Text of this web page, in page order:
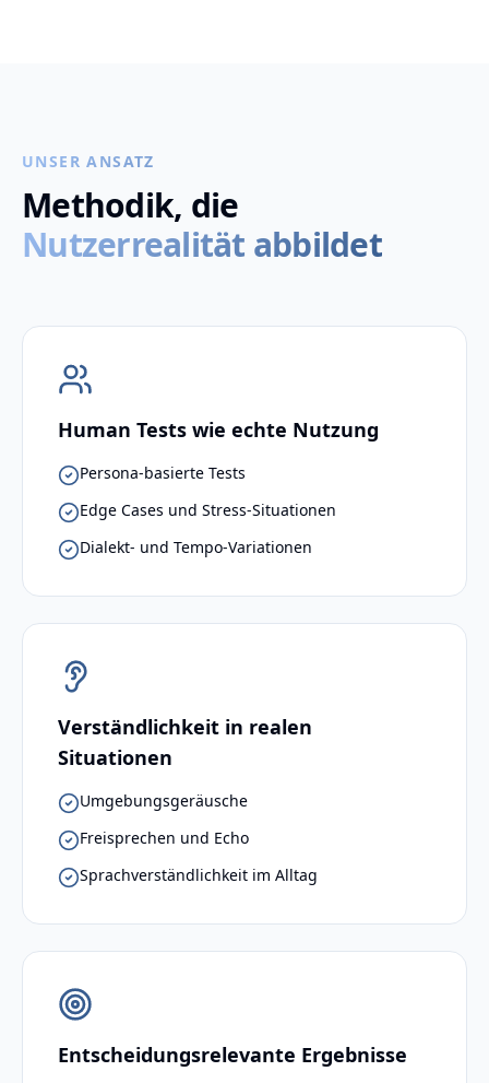
UNSER ANSATZ
Methodik, die
Nutzerrealität abbildet
Human Tests wie echte Nutzung
Persona-basierte Tests
Edge Cases und Stress-Situationen
Dialekt- und Tempo-Variationen
Verständlichkeit in realen
Situationen
Umgebungsgeräusche
Freisprechen und Echo
Sprachverständlichkeit im Alltag
Entscheidungsrelevante Ergebnisse